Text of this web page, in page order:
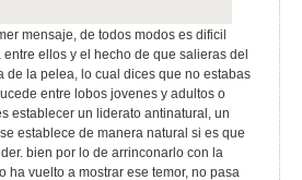
mensaje, de todos modos es dificil
ellos y el hecho de que salieras del
de la pelea, lo cual dices que no estabas
entre lobos jovenes y adultos o
establecer un liderato antinatural, un
establece de manera natural si es que
bien por lo de arrinconarlo con la
vuelto a mostrar ese temor, no pasa